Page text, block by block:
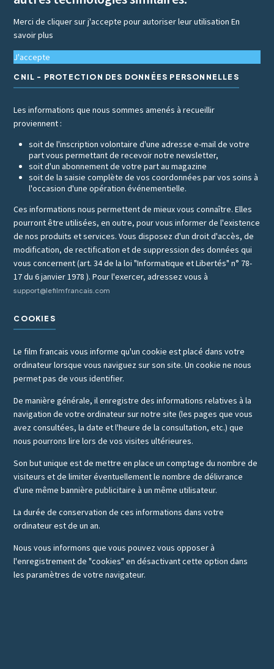
Merci de cliquer sur j'accepte pour autoriser leur utilisationEn
savoir plus
J'accepte
CNIL - PROTECTION DES DONNÉES PERSONNELLES
Les informations que nous sommes amenés à recueillir
proviennent :
soit de l'inscription volontaire d'une adresse e-mail de votre
part vous permettant de recevoir notre newsletter,
soit d'un abonnement de votre part au magazine
soit de la saisie complète de vos coordonnées par vos soins à
l'occasion d'une opération événementielle.
Ces informations nous permettent de mieux vous connaître. Elles
pourront être utilisées, en outre, pour vous informer de l'existence
de nos produits et services. Vous disposez d'un droit d'accès, de
modification, de rectification et de suppression des données qui
vous concernent (art. 34 de la loi "Informatique et Libertés" n° 78-
17 du 6 janvier 1978 ). Pour l'exercer, adressez vous à
support@lefilmfrancais.com
COOKIES
Le film francais vous informe qu'un cookie est placé dans votre
ordinateur lorsque vous naviguez sur son site. Un cookie ne nous
permet pas de vous identifier.
De manière générale, il enregistre des informations relatives à la
navigation de votre ordinateur sur notre site (les pages que vous
avez consultées, la date et l'heure de la consultation, etc.) que
nous pourrons lire lors de vos visites ultérieures.
Son but unique est de mettre en place un comptage du nombre de
visiteurs et de limiter éventuellement le nombre de délivrance
d'une même bannière publicitaire à un même utilisateur.
La durée de conservation de ces informations dans votre
ordinateur est de un an.
Nous vous informons que vous pouvez vous opposer à
l'enregistrement de "cookies" en désactivant cette option dans
les paramètres de votre navigateur.